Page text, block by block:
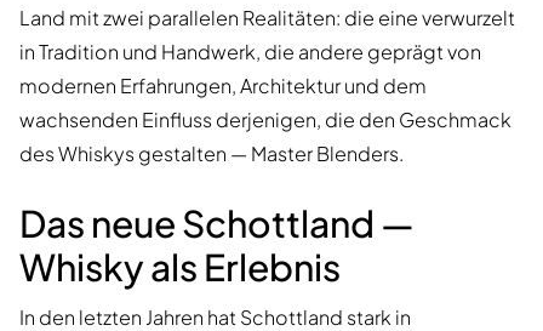
Land mit zwei parallelen Realitäten: die eine verwurzelt
in Tradition und Handwerk, die andere geprägt von
modernen Erfahrungen, Architektur und dem
wachsenden Einfluss derjenigen, die den Geschmack
des Whiskys gestalten — Master Blenders.
Das neue Schottland —
Whisky als Erlebnis
In den letzten Jahren hat Schottland stark in